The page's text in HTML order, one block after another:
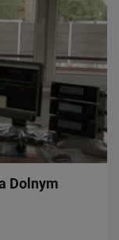
Dolnym